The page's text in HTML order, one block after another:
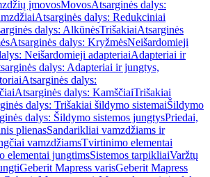
įmovosMovosAtsarginės dalys:
Atsarginės dalys: Redukciniai
dalys: AlkūnėsTrišakiaiAtsarginės
Atsarginės dalys: KryžmėsNeišardomieji
Neišardomieji adapteriaiAdapteriai ir
dalys: Adapteriai ir jungtys,
Atsarginės dalys:
Atsarginės dalys: KamščiaiTrišakiai
dalys: Trišakiai šildymo sistemaiŠildymo
dalys: Šildymo sistemos jungtysPriedai,
plienasSandarikliai vamzdžiams ir
vamzdžiamsTvirtinimo elementai
elementai jungtimsSistemos tarpikliaiVaržtų
Geberit Mapress varisGeberit Mapress